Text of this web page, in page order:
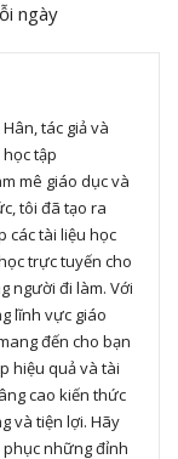
ngày
tác giả và
tập
mê giáo dục và
tôi đã tạo ra
các tài liệu học
trực tuyến cho
người đi làm. Với
lĩnh vực giáo
đến cho bạn
hiệu quả và tài
cao kiến thức
và tiện lợi. Hãy
những đỉnh